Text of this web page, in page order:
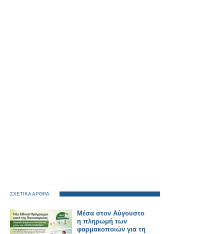
ΣΧΕΤΙΚΑ ΑΡΘΡΑ
Μέσα στον Αύγουστο
η πληρωμή των
φαρμακοποιών για τη